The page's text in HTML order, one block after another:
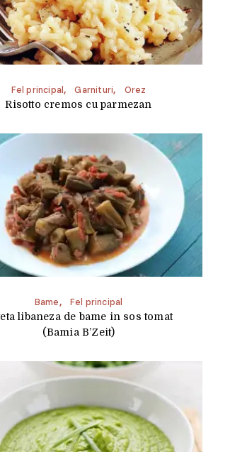
Fel principal Garnituri
Orez
Risotto cremos cu parmezan
Bame
Fel principal
libaneza de bame in sos tomat
(Bamia B’Zeit)